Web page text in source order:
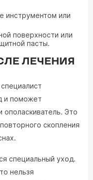
инструментом или
поверхности или
пасты.
ЛЕЧЕНИЯ
и поможет
Это
скопления
специальный уход.
нельзя